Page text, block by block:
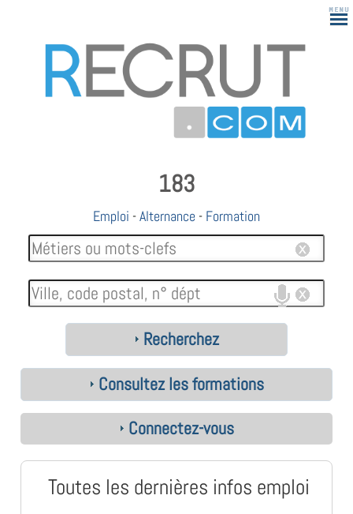
183
Emploi -Alternance - Formation
Recherchez
Consultez les formations
Connectez-vous
Toutes les dernières infos emploi